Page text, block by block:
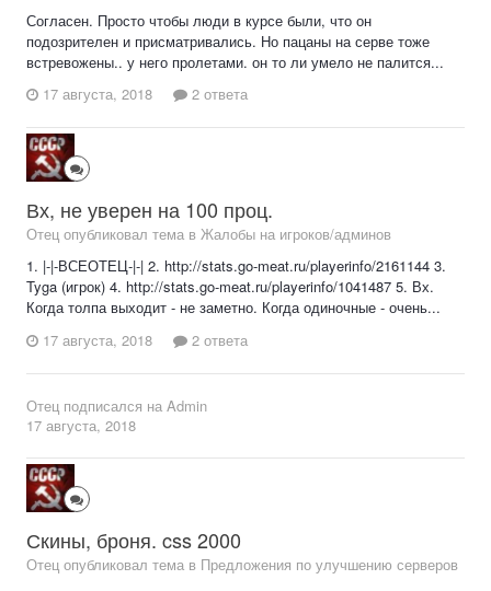
Согласен. Просто чтобы люди в курсе были, что он
подозрителен и присматривались. Но пацаны на серве тоже
встревожены.. у него пролетами. он то ли умело не палится...
17 августа, 2018
2 ответа
Вх, не уверен на 100 проц.
Отец опубликовал тема в Жалобы на игроков/админов
1. |-|-ВСЕОТЕЦ-|-| 2. http://stats.go-meat.ru/playerinfo/2161144 3.
Tyga (игрок) 4. http://stats.go-meat.ru/playerinfo/1041487 5. Вх.
Когда толпа выходит - не заметно. Когда одиночные - очень...
17 августа, 2018
2 ответа
Отец подписался на Admin
17 августа, 2018
Скины, броня. css 2000
Отец опубликовал тема в Предложения по улучшению серверов